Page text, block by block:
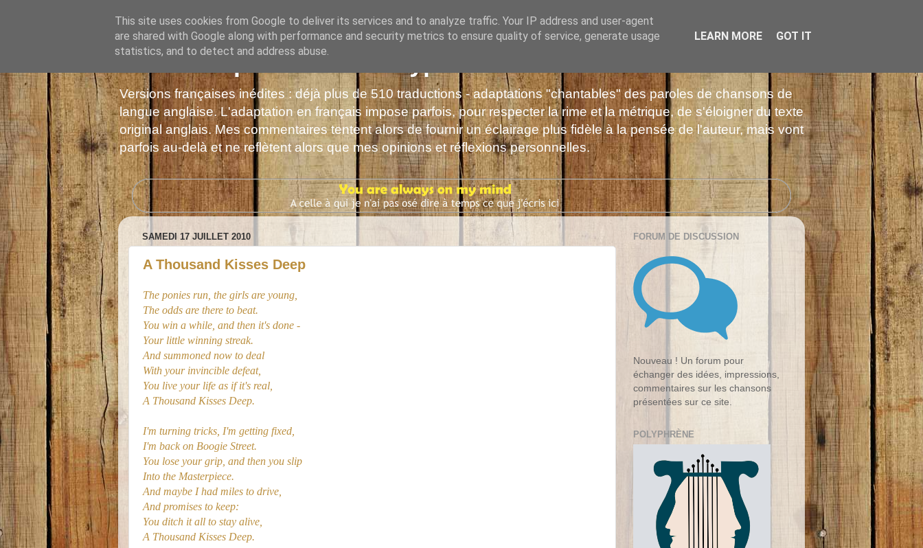
Les Monophonies de Polyphrène
Versions françaises inédites : déjà plus de 510 traductions - adaptations "chantables" des paroles de chansons de
langue anglaise. L'adaptation en français impose parfois, pour respecter la rime et la métrique, de s'éloigner du texte
original anglais. Mes commentaires tentent alors de fournir un éclairage plus fidèle à la pensée de l'auteur, mais vont
parfois au-delà et ne reflètent alors que mes opinions et réflexions personnelles.
SAMEDI 17 JUILLET 2010
A Thousand Kisses Deep
The ponies run, the girls are young,
The odds are there to beat.
You win a while, and then it's done -
Your little winning streak.
And summoned now to deal
With your invincible defeat,
You live your life as if it's real,
A Thousand Kisses Deep.
I'm turning tricks, I'm getting fixed,
I'm back on Boogie Street.
You lose your grip, and then you slip
Into the Masterpiece.
And maybe I had miles to drive,
And promises to keep:
You ditch it all to stay alive,
A Thousand Kisses Deep.
FORUM DE DISCUSSION
Nouveau ! Un forum pour
échanger des idées, impressions,
commentaires sur les chansons
présentées sur ce site.
POLYPHRÈNE
This site uses cookies from Google to deliver its services and to analyze traffic. Your IP address and user-agent
are shared with Google along with performance and security metrics to ensure quality of service, generate usage
statistics, and to detect and address abuse.
LEARN MORE GOT IT